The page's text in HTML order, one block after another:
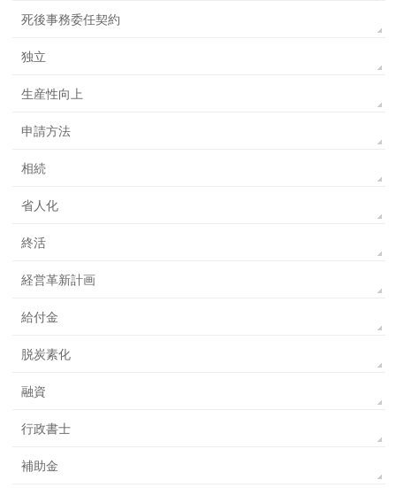
死後事務委任契約
独立
生産性向上
申請方法
相続
省人化
終活
経営革新計画
給付金
脱炭素化
融資
行政書士
補助金